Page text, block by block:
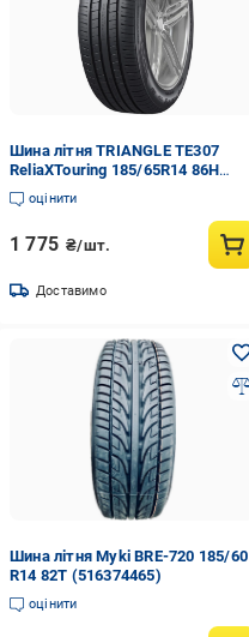
Шина літня TRIANGLE TE307
ReliaXTouring 185/65R14 86H
(2449184)
оцінити
1 775 ₴/шт.
Доставимо
Шина літня Myki BRE-720 185/60
R14 82T (516374465)
оцінити